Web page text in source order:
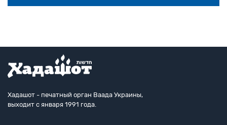
Хадашот - печатный орган Ваада Украины,
выходит с января 1991 года.